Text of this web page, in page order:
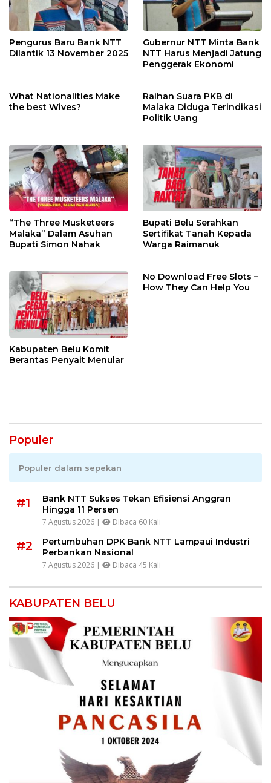
Pengurus Baru Bank NTT
Dilantik 13 November 2025
Gubernur NTT Minta Bank
NTT Harus Menjadi Jatung
Penggerak Ekonomi
What Nationalities Make
the best Wives?
Raihan Suara PKB di
Malaka Diduga Terindikasi
Politik Uang
“The Three Musketeers
Malaka” Dalam Asuhan
Bupati Simon Nahak
Bupati Belu Serahkan
Sertifikat Tanah Kepada
Warga Raimanuk
Kabupaten Belu Komit
Berantas Penyait Menular
No Download Free Slots –
How They Can Help You
Populer
Populer dalam sepekan
#1
Bank NTT Sukses Tekan Efisiensi Anggran
Hingga 11 Persen
7 Agustus 2026 | Dibaca 60 Kali
#2
Pertumbuhan DPK Bank NTT Lampaui Industri
Perbankan Nasional
7 Agustus 2026 | Dibaca 45 Kali
KABUPATEN BELU